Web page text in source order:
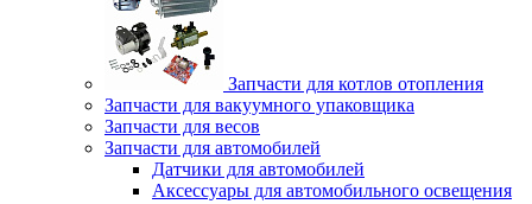
Запчасти для котлов отопления
Запчасти для вакуумного упаковщика
Запчасти для весов
Запчасти для автомобилей
Датчики для автомобилей
Аксессуары для автомобильного освещения